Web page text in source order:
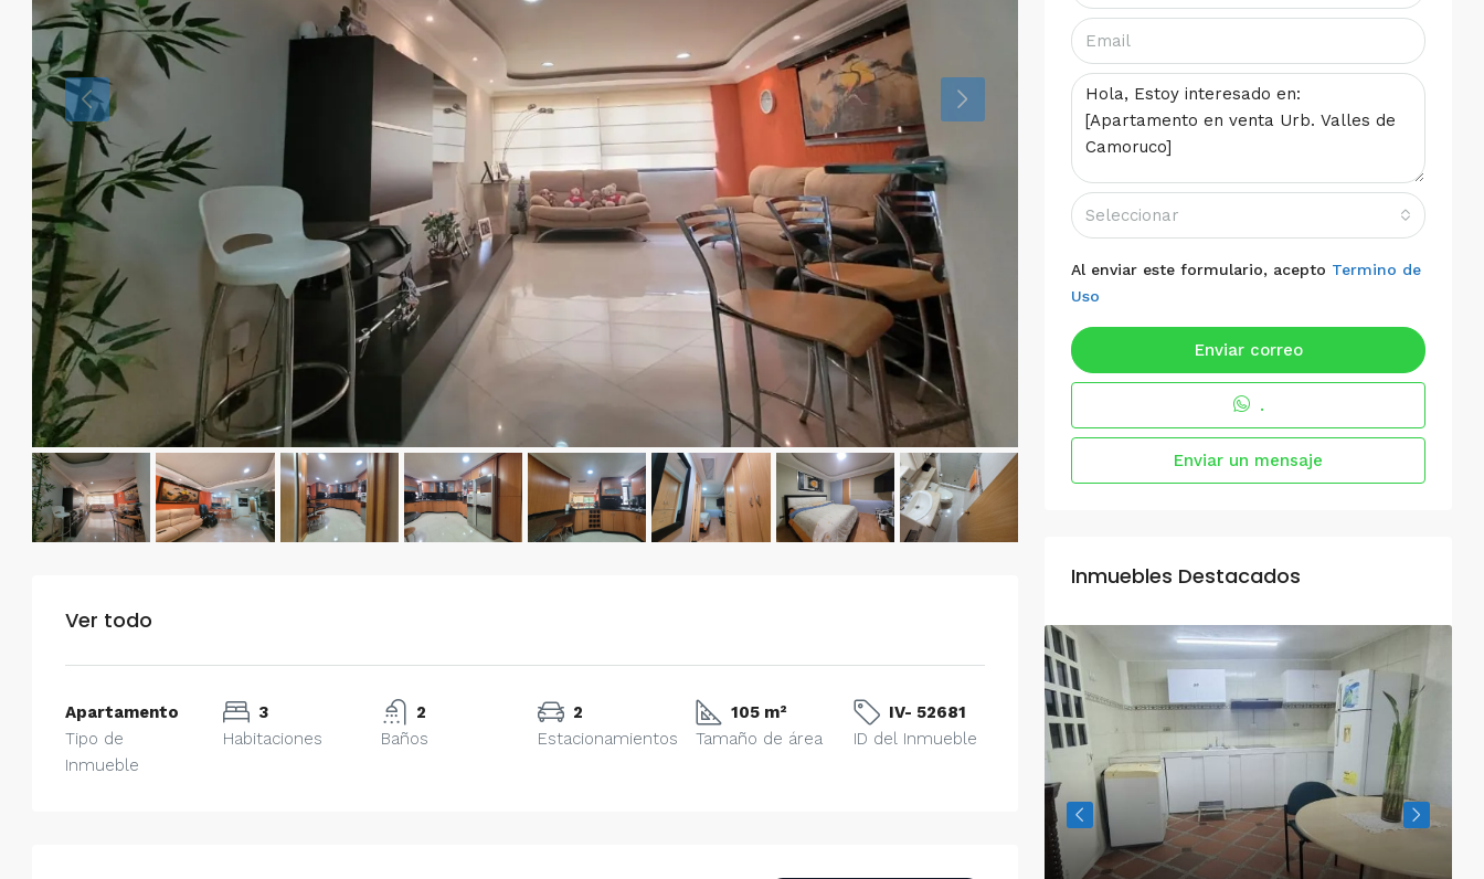
Ver todo
Apartamento
Tipo de
Inmueble
3
Habitaciones
2
Baños
2
Estacionamientos
105 m²
Tamaño de área
IV- 52681
ID del Inmueble
Seleccionar
Al enviar este formulario, acepto Termino de
Uso
Enviar correo
.
Enviar un mensaje
Inmuebles Destacados